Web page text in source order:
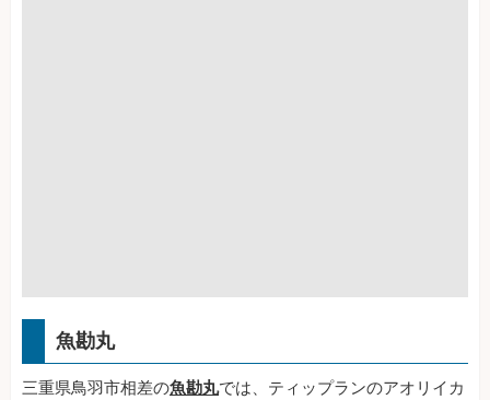
魚勘丸
三重県鳥羽市相差の魚勘丸では、ティップランのアオリイカ